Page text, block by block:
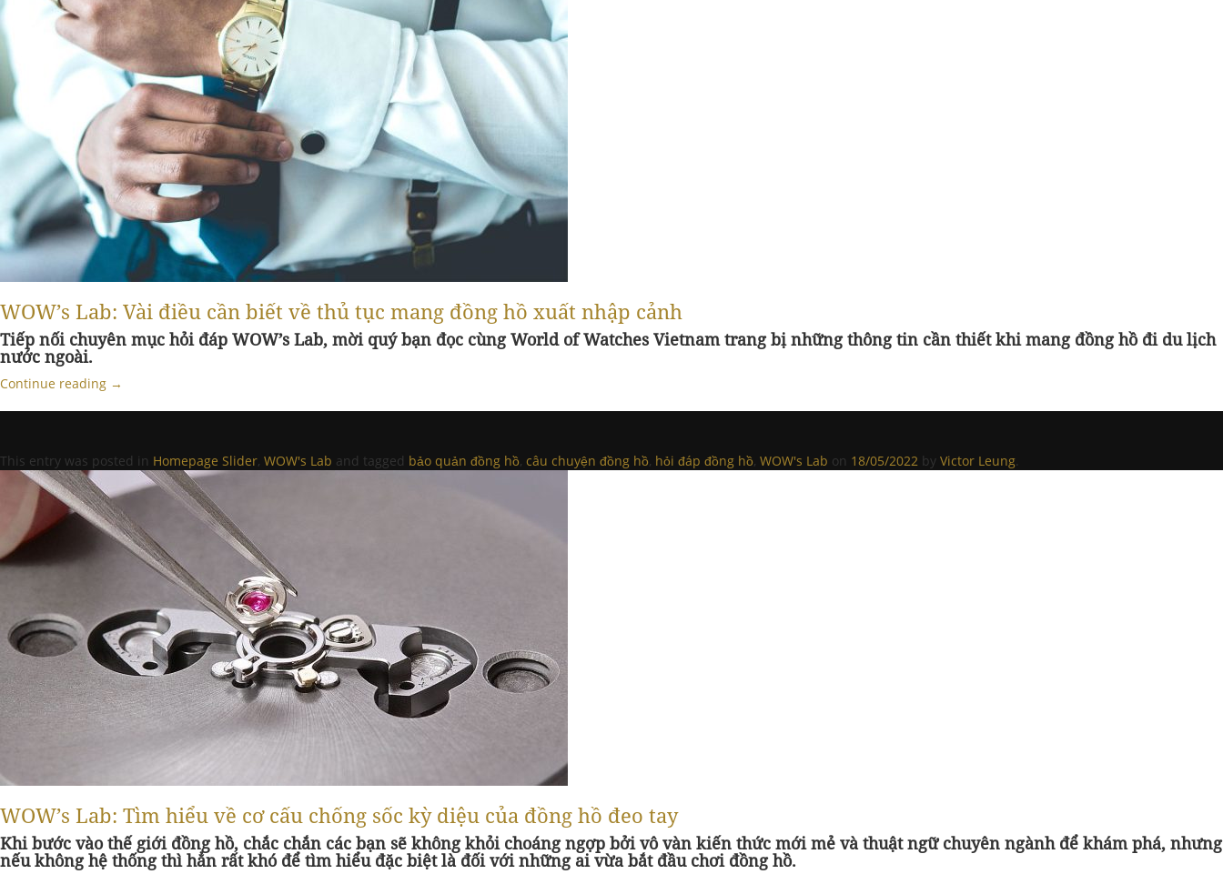
WOW’s Lab: Vài điều cần biết về thủ tục mang đồng hồ xuất nhập cảnh
Tiếp nối chuyên mục hỏi đáp WOW’s Lab, mời quý bạn đọc cùng World of Watches Vietnam trang bị những thông tin cần thiết khi mang đồng hồ đi du lịch
nước ngoài.
Continue reading →
This entry was posted in Homepage Slider, WOW's Lab and tagged bảo quản đồng hồ, câu chuyện đồng hồ, hỏi đáp đồng hồ, WOW's Lab on 18/05/2022 by Victor Leung.
WOW’s Lab: Tìm hiểu về cơ cấu chống sốc kỳ diệu của đồng hồ đeo tay
Khi bước vào thế giới đồng hồ, chắc chắn các bạn sẽ không khỏi choáng ngợp bởi vô vàn kiến thức mới mẻ và thuật ngữ chuyên ngành để khám phá, nhưng
nếu không hệ thống thì hẳn rất khó để tìm hiểu đặc biệt là đối với những ai vừa bắt đầu chơi đồng hồ.